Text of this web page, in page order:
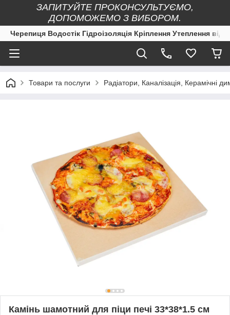
ЗАПИТУЙТЕ ПРОКОНСУЛЬТУЄМО,
ДОПОМОЖЕМО З ВИБОРОМ.
Черепиця Водостік Гідроізоляція Кріплення Утеплення
Товари та послуги Радіатори, Каналізація, Керамічні
Камінь шамотний для піци печі 33*38*1.5 см